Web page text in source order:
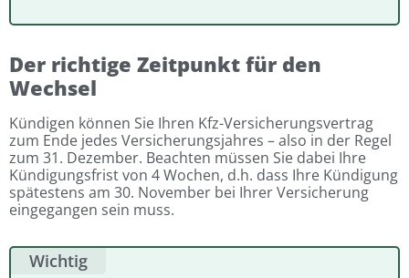
Der richtige Zeitpunkt für den
Wechsel
Kündigen können Sie Ihren Kfz-Versicherungsvertrag
zum Ende jedes Versicherungsjahres – also in der Regel
zum 31. Dezember. Beachten müssen Sie dabei Ihre
Kündigungsfrist von 4 Wochen, d.h. dass Ihre Kündigung
spätestens am 30. November bei Ihrer Versicherung
eingegangen sein muss.
Wichtig